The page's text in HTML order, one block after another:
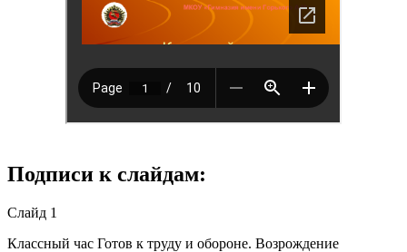
Подписи к слайдам:
Слайд 1
Классный час Готов к труду и обороне. Возрождение